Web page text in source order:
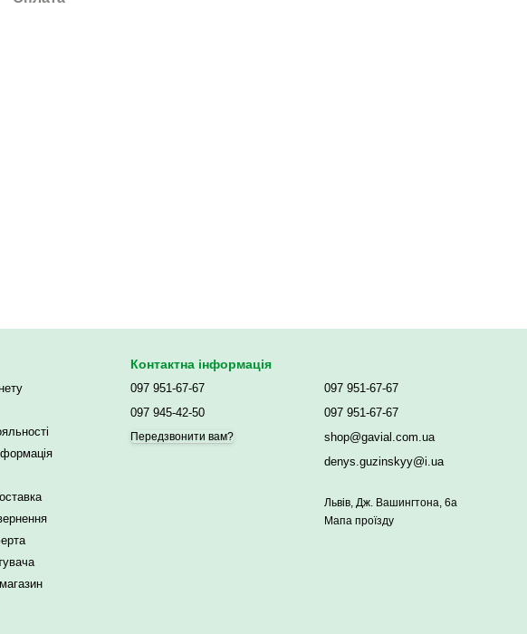
Контактна інформація
097 951-67-67
097 945-42-50
Передзвонити вам?
097 951-67-67
097 951-67-67
shop@gavial.com.ua
denys.guzinskyy@i.ua
Львів, Дж. Вашингтона, 6а
Мапа проїзду